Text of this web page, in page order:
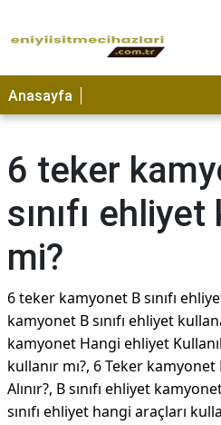
Anasayfa
6 teker
sınıfı
mi?
6 teker kamyonet B sınıfı
kamyonet B sınıfı ehliyet
kamyonet Hangi ehliyet
kullanır mı?, 6 Teker kamyonet
Alınır?, B sınıfı ehliyet
sınıfı ehliyet hangi araçları